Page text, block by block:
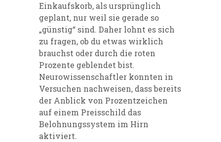
Einkaufskorb, als ursprünglich
geplant, nur weil sie gerade so
„günstig“ sind. Daher lohnt es sich
zu fragen, ob du etwas wirklich
brauchst oder durch die roten
Prozente geblendet bist.
Neurowissenschaftler konnten in
Versuchen nachweisen, dass bereits
der Anblick von Prozentzeichen
auf einem Preisschild das
Belohnungssystem im Hirn
aktiviert.